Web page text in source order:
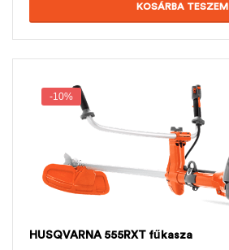
KOSÁRBA TESZEM
-10%
HUSQVARNA 555RXT fűkasza